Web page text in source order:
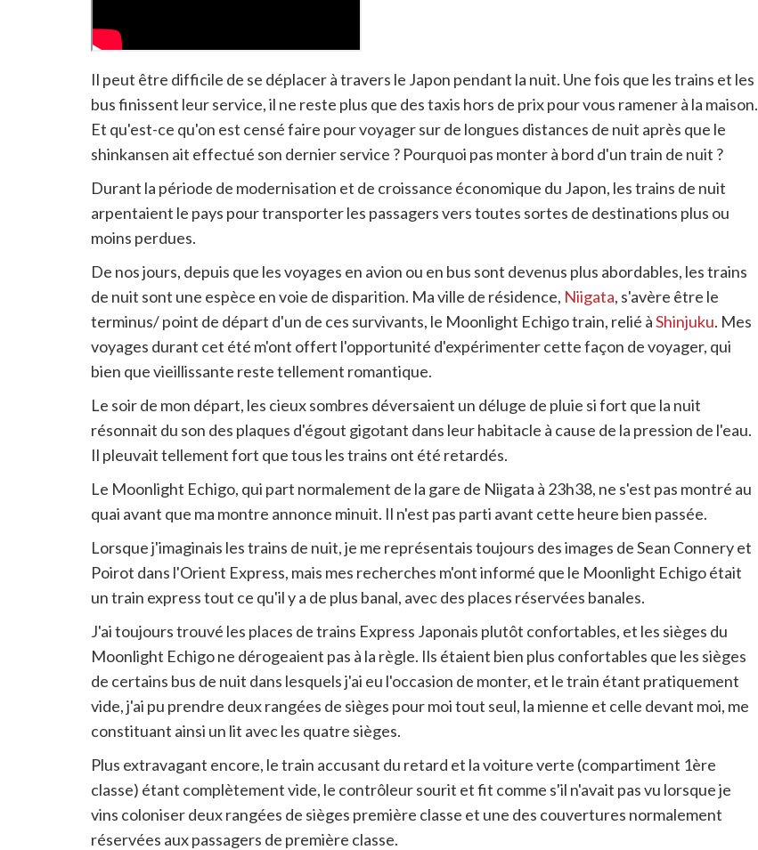
partager
Il peut être difficile de se déplacer à travers le Japon pendant la nuit. Une fois que les trains et les
bus finissent leur service, il ne reste plus que des taxis hors de prix pour vous ramener à la maison.
Et qu'est-ce qu'on est censé faire pour voyager sur de longues distances de nuit après que le
shinkansen ait effectué son dernier service ? Pourquoi pas monter à bord d'un train de nuit ?
Durant la période de modernisation et de croissance économique du Japon, les trains de nuit
arpentaient le pays pour transporter les passagers vers toutes sortes de destinations plus ou
moins perdues.
De nos jours, depuis que les voyages en avion ou en bus sont devenus plus abordables, les trains
de nuit sont une espèce en voie de disparition. Ma ville de résidence, Niigata, s'avère être le
terminus/ point de départ d'un de ces survivants, le Moonlight Echigo train, relié àShinjuku. Mes
voyages durant cet été m'ont offert l'opportunité d'expérimenter cette façon de voyager, qui
bien que vieillissante reste tellement romantique.
Le soir de mon départ, les cieux sombres déversaient un déluge de pluie si fort que la nuit
résonnait du son des plaques d'égout gigotant dans leur habitacle à cause de la pression de l'eau.
Il pleuvait tellement fort que tous les trains ont été retardés.
Le Moonlight Echigo, qui part normalement de la gare de Niigata à 23h38, ne s'est pas montré au
quai avant que ma montre annonce minuit. Il n'est pas parti avant cette heure bien passée.
Lorsque j'imaginais les trains de nuit, je me représentais toujours des images de Sean Connery et
Poirot dans l'Orient Express, mais mes recherches m'ont informé que le Moonlight Echigo était
un train express tout ce qu'il y a de plus banal, avec des places réservées banales.
J'ai toujours trouvé les places de trains Express Japonais plutôt confortables, et les sièges du
Moonlight Echigo ne dérogeaient pas à la règle. Ils étaient bien plus confortables que les sièges
de certains bus de nuit dans lesquels j'ai eu l'occasion de monter, et le train étant pratiquement
vide, j'ai pu prendre deux rangées de sièges pour moi tout seul, la mienne et celle devant moi, me
constituant ainsi un lit avec les quatre sièges.
Plus extravagant encore, le train accusant du retard et la voiture verte (compartiment 1ère
classe) étant complètement vide, le contrôleur sourit et fit comme s'il n'avait pas vu lorsque je
vins coloniser deux rangées de sièges première classe et une des couvertures normalement
réservées aux passagers de première classe.